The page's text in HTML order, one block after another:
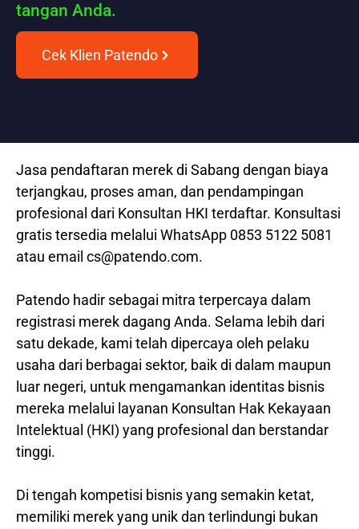
tangan Anda.
Cek Klien Patendo
Jasa pendaftaran merek di Sabang dengan biaya
terjangkau, proses aman, dan pendampingan
profesional dari Konsultan HKI terdaftar. Konsultasi
gratis tersedia melalui WhatsApp 0853 5122 5081
atau email cs@patendo.com.
Patendo hadir sebagai mitra terpercaya dalam
registrasi merek dagang Anda. Selama lebih dari
satu dekade, kami telah dipercaya oleh pelaku
usaha dari berbagai sektor, baik di dalam maupun
luar negeri, untuk mengamankan identitas bisnis
mereka melalui layanan Konsultan Hak Kekayaan
Intelektual (HKI) yang profesional dan berstandar
tinggi.
Di tengah kompetisi bisnis yang semakin ketat,
memiliki merek yang unik dan terlindungi bukan